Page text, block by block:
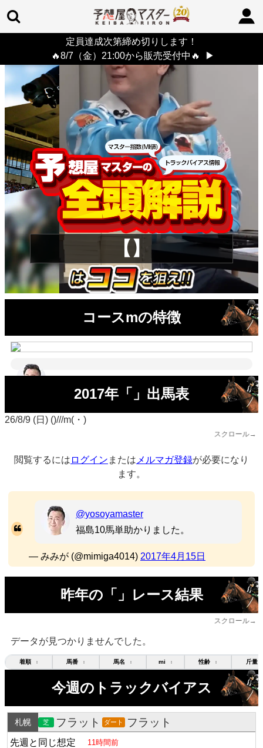
定員達成次第締め切りします！
🔥8/7（金）21:00から販売受付中🔥
▶
> 26/8/9 (日)
【】
コースmの特徴
2017年「」出馬表
26/8/9 (日) ()///m(・)
スクロール→
閲覧するには ログイン または メルマガ登録が必要になり
ます。
@yosoyamaster
福島10馬単助かりました。
— みみが (@mimiga4014) 2017年4月15日
昨年の「」レース結果
スクロール→
データが見つかりませんでした。
着順 ↕ 馬番 ↕ 馬名 ↕ mi ↕ 性齢 ↕ 斤量
今週のトラックバイアス
札幌 芝 フラット ダート フラット
先週と同じ想定 11時間前